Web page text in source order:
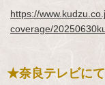
https://
coverage/
★奈良テレビに